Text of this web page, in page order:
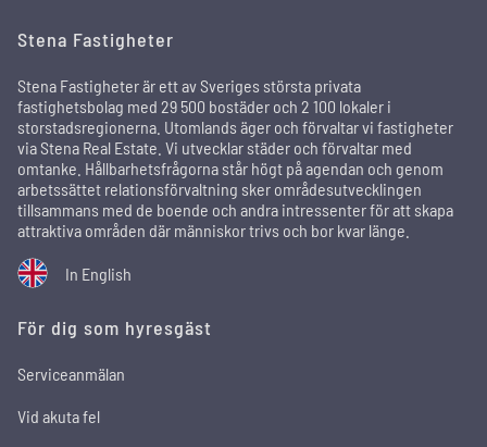
Stena Fastigheter
Stena Fastigheter är ett av Sveriges största privata
fastighetsbolag med 29 500 bostäder och 2 100 lokaler i
storstadsregionerna. Utomlands äger och förvaltar vi fastigheter
via Stena Real Estate. Vi utvecklar städer och förvaltar med
omtanke. Hållbarhetsfrågorna står högt på agendan och genom
arbetssättet relationsförvaltning sker områdesutvecklingen
tillsammans med de boende och andra intressenter för att skapa
attraktiva områden där människor trivs och bor kvar länge.
In English
För dig som hyresgäst
Serviceanmälan
Vid akuta fel